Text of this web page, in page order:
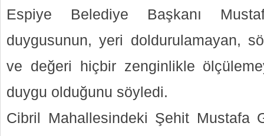
Espiye Belediye Başkanı
duygusunun, yeri doldurulamayan,
ve değeri hiçbir zenginlikle
duygu olduğunu söyledi.
Cibril Mahallesindeki Şehit Mustafa